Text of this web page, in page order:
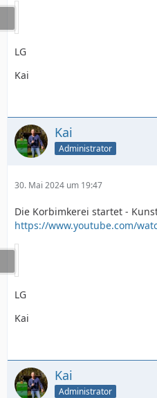
LG
Kai
Kai
Administrator
30. Mai 2024 um 19:47
Die Korbimkerei startet -
https://www.youtube.com/
LG
Kai
Kai
Administrator